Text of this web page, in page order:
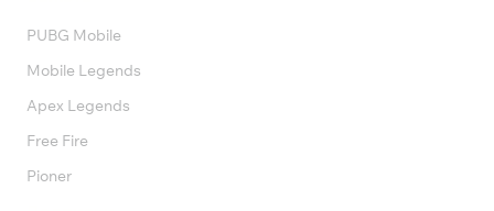
PUBG Mobile
Mobile Legends
Apex Legends
Free Fire
Pioner